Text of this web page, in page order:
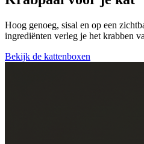
Hoog genoeg, sisal en op een
ingrediënten verleg je het krabben
Bekijk de kattenboxen